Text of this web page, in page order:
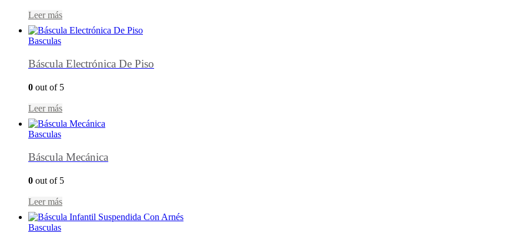
Leer más
Basculas
Báscula Electrónica De Piso
0 out of 5
Leer más
Basculas
Báscula Mecánica
0 out of 5
Leer más
Basculas